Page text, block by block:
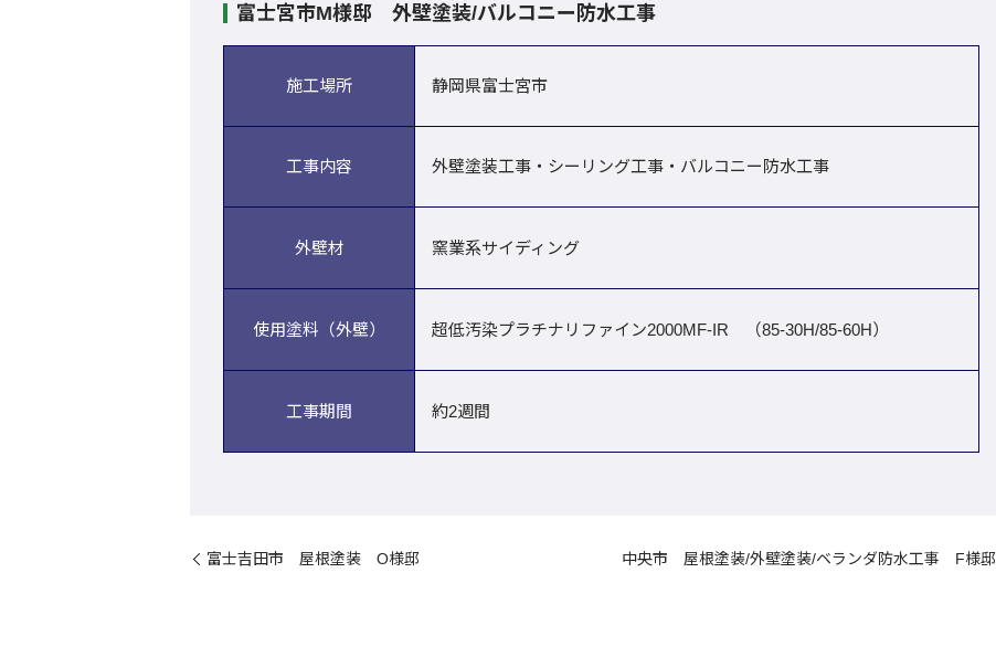
富士宮市M様邸 外壁塗装/バルコニー防水工事
施工場所 静岡県富士宮市
工事内容 外壁塗装工事・シーリング工事・バルコニー防水工事
外壁材 窯業系サイディング
使用塗料（外壁） 超低汚染プラチナリファイン2000MF-IR （85-30H/85-60H）
工事期間 約2週間
富士吉田市 屋根塗装 O様邸 中央市 屋根塗装/外壁塗装/ベランダ防水工事 F様邸